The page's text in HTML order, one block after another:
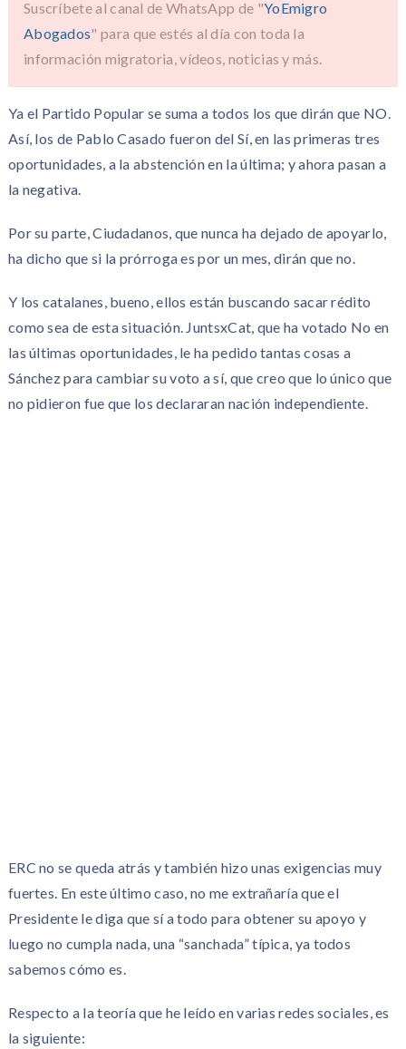
Suscríbete al canal de WhatsApp de "YoEmigro
Abogados" para que estés al día con toda la
información migratoria, vídeos, noticias y más.
Ya el Partido Popular se suma a todos los que dirán que NO.
Así, los de Pablo Casado fueron del Sí, en las primeras tres
oportunidades, a la abstención en la última; y ahora pasan a
la negativa.
Por su parte, Ciudadanos, que nunca ha dejado de apoyarlo,
ha dicho que si la prórroga es por un mes, dirán que no.
Y los catalanes, bueno, ellos están buscando sacar rédito
como sea de esta situación. JuntsxCat, que ha votado No en
las últimas oportunidades, le ha pedido tantas cosas a
Sánchez para cambiar su voto a sí, que creo que lo único que
no pidieron fue que los declararan nación independiente.
ERC no se queda atrás y también hizo unas exigencias muy
fuertes. En este último caso, no me extrañaría que el
Presidente le diga que sí a todo para obtener su apoyo y
luego no cumpla nada, una “sanchada” típica, ya todos
sabemos cómo es.
Respecto a la teoría que he leído en varias redes sociales, es
la siguiente: